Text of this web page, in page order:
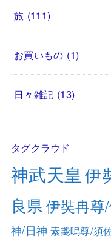
旅 (111)
お買いもの (1)
日々雑記 (13)
タグクラウド
神武天皇 伊
良県 伊奘冉尊
神/日神 素戔嗚尊/須